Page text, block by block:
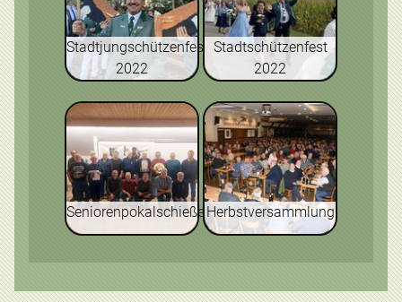
Stadtjungschützenfest
2022
Stadtschützenfest
2022
SeniorenpokalschießenHerbstversammlung